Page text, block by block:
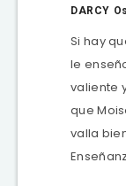
DARCY
Si hay
le
valiente
que
valla